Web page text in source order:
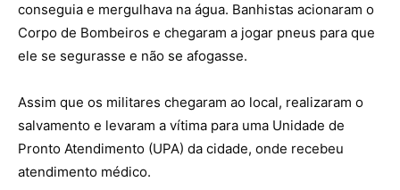
conseguia e mergulhava na água. Banhistas acionaram o
Corpo de Bombeiros e chegaram a jogar pneus para que
ele se segurasse e não se afogasse.
Assim que os militares chegaram ao local, realizaram o
salvamento e levaram a vítima para uma Unidade de
Pronto Atendimento (UPA) da cidade, onde recebeu
atendimento médico.